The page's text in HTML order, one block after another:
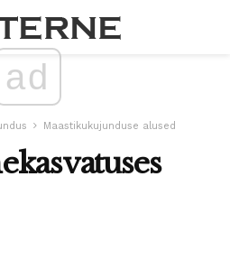
ad
Maastikukujunduse alused